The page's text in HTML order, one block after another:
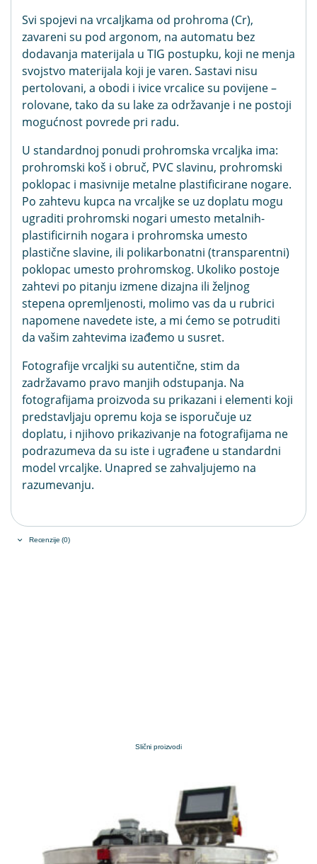
Svi spojevi na vrcaljkama od prohroma (Cr),
zavareni su pod argonom, na automatu bez
dodavanja materijala u TIG postupku, koji ne menja
svojstvo materijala koji je varen. Sastavi nisu
pertolovani, a obodi i ivice vrcalice su povijene –
rolovane, tako da su lake za održavanje i ne postoji
mogućnost povrede pri radu.
U standardnoj ponudi prohromska vrcaljka ima:
prohromski koš i obruč, PVC slavinu, prohromski
poklopac i masivnije metalne plastificirane nogare.
Po zahtevu kupca na vrcaljke se uz doplatu mogu
ugraditi prohromski nogari umesto metalnih-
plastificirnih nogara i prohromska umesto
plastične slavine, ili polikarbonatni (transparentni)
poklopac umesto prohromskog. Ukoliko postoje
zahtevi po pitanju izmene dizajna ili željnog
stepena opremljenosti, molimo vas da u rubrici
napomene navedete iste, a mi ćemo se potruditi
da vašim zahtevima izađemo u susret.
Fotografije vrcaljki su autentične, stim da
zadržavamo pravo manjih odstupanja. Na
fotografijama proizvoda su prikazani i elementi koji
predstavljaju opremu koja se isporučuje uz
doplatu, i njihovo prikazivanje na fotografijama ne
podrazumeva da su iste i ugrađene u standardni
model vrcaljke. Unapred se zahvaljujemo na
razumevanju.
Recenzije (0)
Slični proizvodi